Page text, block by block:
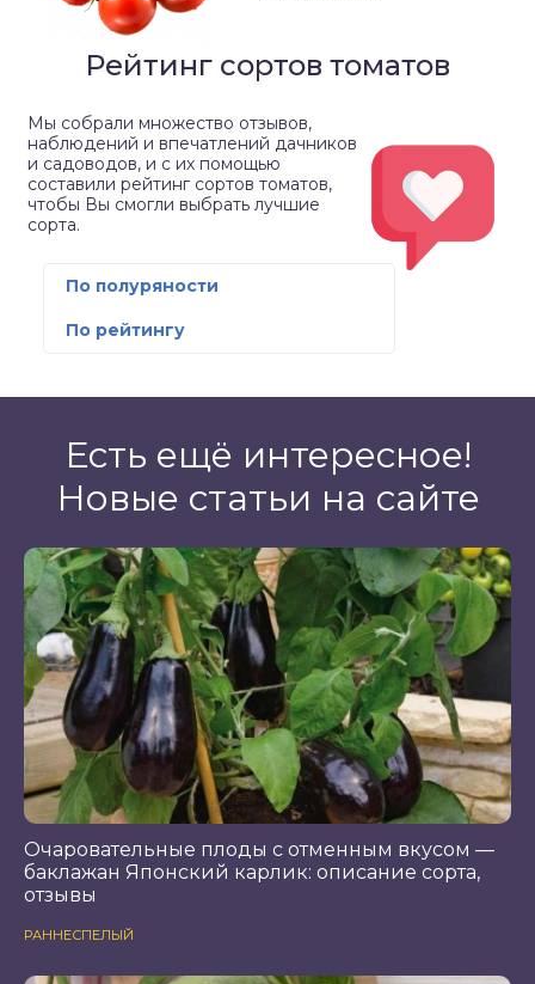
Рейтинг сортов томатов
Мы собрали множество отзывов,
наблюдений и впечатлений дачников
и садоводов, и с их помощью
составили рейтинг сортов томатов,
чтобы Вы смогли выбрать лучшие
сорта.
По полуряности
По рейтингу
Есть ещё интересное!
Новые статьи на сайте
Очаровательные плоды с отменным вкусом —
баклажан Японский карлик: описание сорта,
отзывы
РАННЕСПЕЛЫЙ